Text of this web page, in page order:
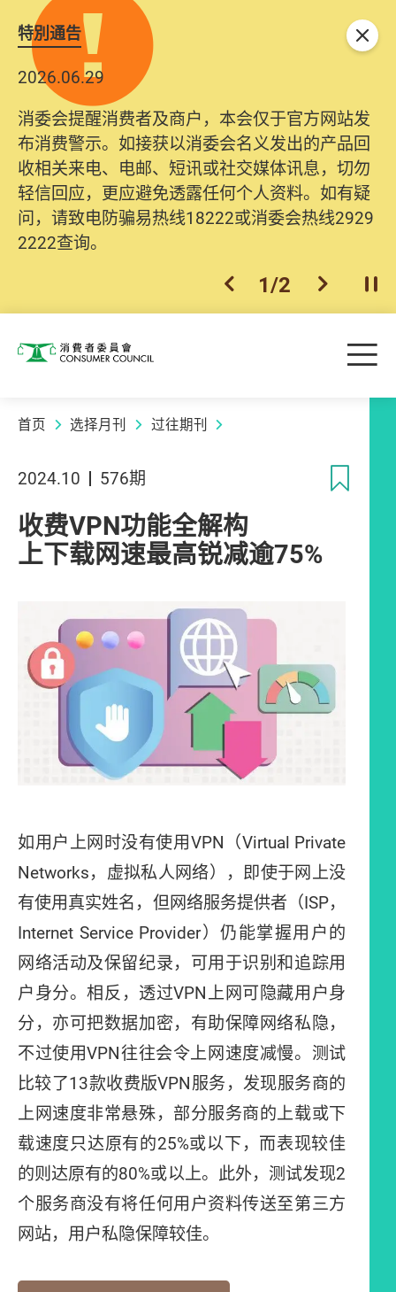
特別通告
2026.06.29
消委会提醒消费者及商户，本会仅于官方网站发
布消费警示。如接获以消委会名义发出的产品回
收相关来电、电邮、短讯或社交媒体讯息，切勿
轻信回应，更应避免透露任何个人资料。如有疑
问，请致电防骗易热线18222或消委会热线2929
2222查询。
上一个
1/2 下一个开
关闭
消费者委员会 目
首页 选择月刊 过往期刊
2024.10 576期
收费VPN功能全解构
上下载网速最高锐减逾75%
如用户上网时没有使用VPN（Virtual Private
Networks，虚拟私人网络），即使于网上没
有使用真实姓名，但网络服务提供者（ISP，
Internet Service Provider）仍能掌握用户的
网络活动及保留纪录，可用于识别和追踪用
户身分。相反，透过VPN上网可隐藏用户身
分，亦可把数据加密，有助保障网络私隐，
不过使用VPN往往会令上网速度减慢。测试
比较了13款收费版VPN服务，发现服务商的
上网速度非常悬殊，部分服务商的上载或下
载速度只达原有的25%或以下，而表现较佳
的则达原有的80%或以上。此外，测试发现2
个服务商没有将任何用户资料传送至第三方
网站，用户私隐保障较佳。